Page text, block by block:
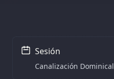
Sesión
Canalización Dominical